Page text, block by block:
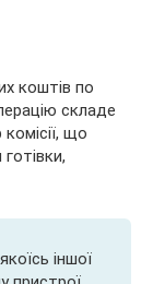
коштів по
складе
що
іншої